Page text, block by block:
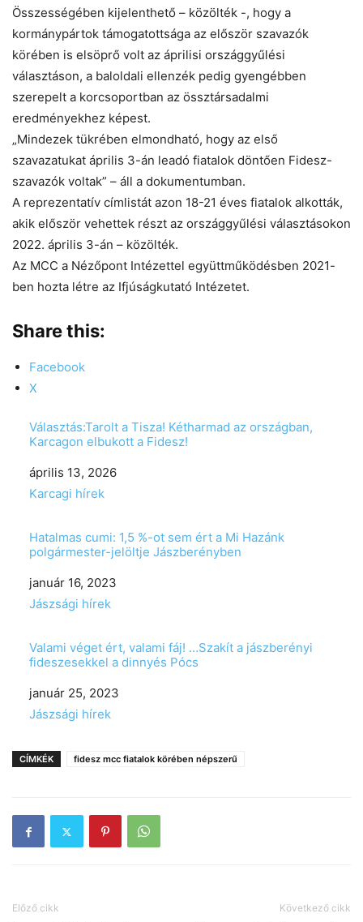
Összességében kijelenthető – közölték -, hogy a
kormánypártok támogatottsága az először szavazók
körében is elsöprő volt az áprilisi országgyűlési
választáson, a baloldali ellenzék pedig gyengébben
szerepelt a korcsoportban az össztársadalmi
eredményekhez képest.
„Mindezek tükrében elmondható, hogy az első
szavazatukat április 3-án leadó fiatalok döntően Fidesz-
szavazók voltak” – áll a dokumentumban.
A reprezentatív címlistát azon 18-21 éves fiatalok alkották,
akik először vehettek részt az országgyűlési választásokon
2022. április 3-án – közölték.
Az MCC a Nézőpont Intézettel együttműködésben 2021-
ben hozta létre az Ifjúságkutató Intézetet.
Share this:
Facebook
X
Választás:Tarolt a Tisza! Kétharmad az országban,
Karcagon elbukott a Fidesz!
Date
április 13, 2026
In relation to
Karcagi hírek
Hatalmas cumi: 1,5 %-ot sem ért a Mi Hazánk
polgármester-jelöltje Jászberényben
Date
január 16, 2023
In relation to
Jászsági hírek
Valami véget ért, valami fáj! …Szakít a jászberényi
fideszesekkel a dinnyés Pócs
Date
január 25, 2023
In relation to
Jászsági hírek
CÍMKÉK fidesz mcc fiatalok körében népszerű
Előző cikk Következő cikk